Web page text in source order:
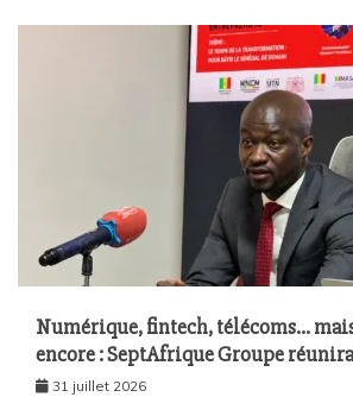
Numérique, fintech, télécoms…
encore : SeptAfrique Groupe
l’économie sénégalaise le 10 août à
31 juillet 2026